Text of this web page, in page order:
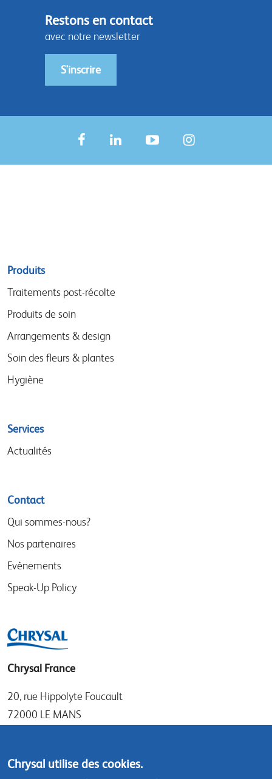
Restons en contact
avec notre newsletter
S'inscrire
Sitemap
menu
Produits
Traitements post-récolte
Produits de soin
Arrangements & design
Soin des fleurs & plantes
Hygiène
Services
Actualités
Contact
Qui sommes-nous?
Nos partenaires
Evènements
Speak-Up Policy
Chrysal France
20, rue Hippolyte Foucault
72000 LE MANS
Fax: +33 (0)1 30 69 71 37
Chrysal utilise des cookies.